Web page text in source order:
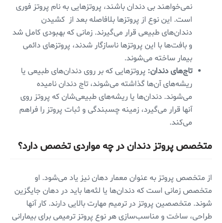
نمی‌خواهند بی دندان باشند، پروتزهایی به نام پروتز فوری
است. این نوع از پروتزها بلافاصله بعد از کشیدن
دندان‌های طبیعی قرار می‌گیرند. زمانی که بهبودی کامل شد
و بافت‌ها با این پروتزها ناسازگار شدند، پروتزهای دائمی
بیمار ساخته می‌شوند.
تاج‌های دندان: پروتزهایی که بر روی دندان‌های طبیعی یا
ریشه‌های آن‌ها گذاشته می‌شوند، تاج دندان نامیده
می‌شوند. دندان‌ها یا ریشه‌های طبیعی‌شان که پروتز روی
آنها قرار می‌گیرد، زمینه چسبندگی و ثبات پروتز را فراهم
می‌کند.
متخصص پروتز دندان در چه مواردی تخصص دارد؟
از متخصص پروتز به عنوان معمار دهان نیز یاد می‌شود. او
متخصص زمانی است که دندان‌ها یا لثه‌ها باید در دهان جایگزین
شوند. متخصصین پروتز در ترمیم مهارت بالایی دارند. کار آنها
طراحی، ساخت و مناسب‌سازی هر نوع پروتز ترمیمی برای بیمارانی